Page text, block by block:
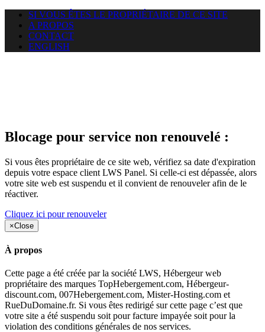
SI VOUS ÊTES LE PROPRIÉTAIRE DE CE SITE
A PROPOS
CONTACT
ENGLISH
Blocage pour service non renouvelé :
Si vous êtes propriétaire de ce site web, vérifiez sa date d'expiration
depuis votre espace client LWS Panel. Si celle-ci est dépassée, alors
votre site web est suspendu et il convient de renouveler afin de le
réactiver.
Cliquez ici pour renouveler
×Close
À propos
Cette page a été créée par la société LWS, Hébergeur web
propriétaire des marques TopHebergement.com, Hébergeur-
discount.com, 007Hebergement.com, Mister-Hosting.com et
RueDuDomaine.fr. Si vous êtes redirigé sur cette page c’est que
votre site a été suspendu soit pour facture impayée soit pour la
violation des conditions générales de nos services.